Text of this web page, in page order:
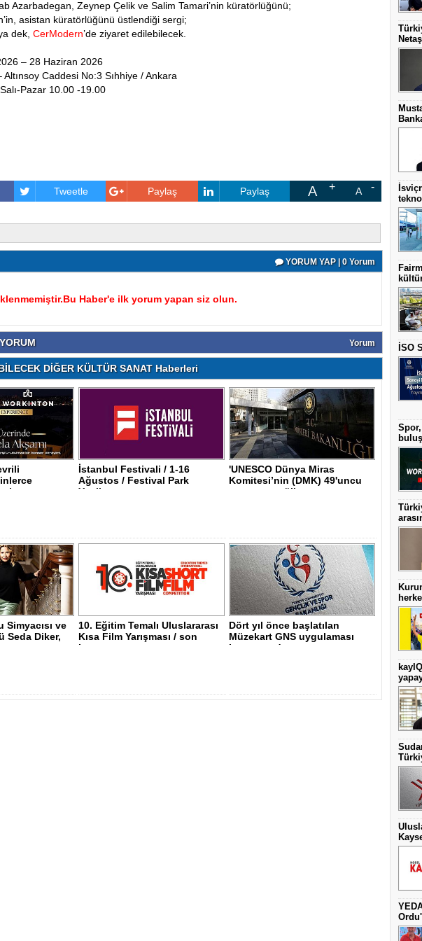
Azarbadegan, Zeynep Çelik ve Salim Tamari’nin küratörlüğünü;
asistan küratörlüğünü üstlendiği sergi;
dek, CerModern’de ziyaret edilebilecek.
– 28 Haziran 2026
Caddesi No:3 Sıhhiye / Ankara
Salı-Pazar 10.00 -19.00
Tweetle Paylaş Paylaş A A
YORUM YAP | 0 Yorum
Haber'e ilk yorum yapan siz olun.
Yorum
DİĞER KÜLTÜR SANAT Haberleri
İstanbul Festivali / 1-16
Ağustos / Festival Park
Yenikapı..
'UNESCO Dünya Miras
Komitesi’nin (DMK) 49'uncu
oturumuna ülk..
Simyacısı ve
Seda Diker,
10. Eğitim Temalı Uluslararası
Kısa Film Yarışması / son
baş..
Dört yıl önce başlatılan
Müzekart GNS uygulaması
kapsamında ..
İSO